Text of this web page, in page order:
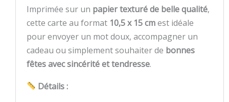
Imprimée sur un papier texturé de belle qualité,
cette carte au format 10,5 x 15 cmest idéale
pour envoyer un mot doux, accompagner un
cadeau ou simplement souhaiter de bonnes
fêtes avec sincérité et tendresse.
Détails :